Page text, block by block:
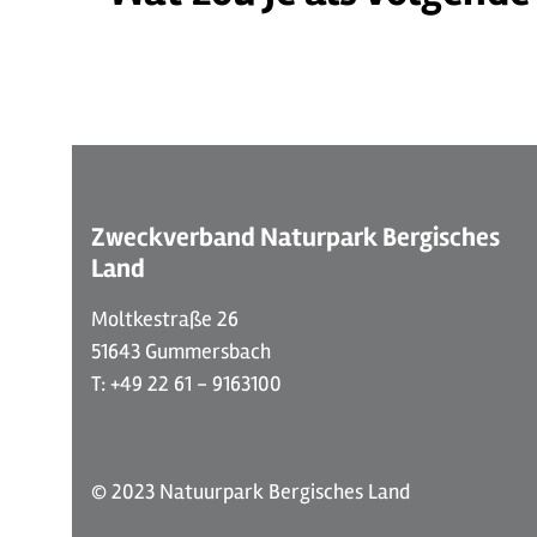
| Jiri Hampl
Zweckverband Naturpark Bergisches
Land
Moltkestraße 26
51643 Gummersbach
T: +49 22 61 - 9163100
© 2023 Natuurpark Bergisches Land